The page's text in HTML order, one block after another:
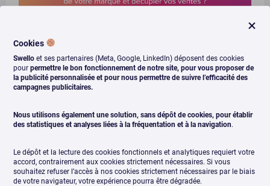
La tendance TikTok de la semaine !
Cookies
Swello et ses partenaires (Meta, Google, LinkedIn) déposent des cookies
pour permettre le bon fonctionnement de notre site, pour vous proposer de
la publicité personnalisée et pour nous permettre de suivre l’efficacité des
campagnes publicitaires.
Nous utilisons également une solution, sans dépôt de cookies, pour établir
des statistiques et analyses liées à la fréquentation et à la navigation.
Le dépôt et la lecture des cookies fonctionnels et analytiques requiert votre
accord, contrairement aux cookies strictement nécessaires. Si vous
souhaitez refuser l’accès à nos cookies strictement nécessaires par le biais
de votre navigateur, votre expérience pourra être dégradée.